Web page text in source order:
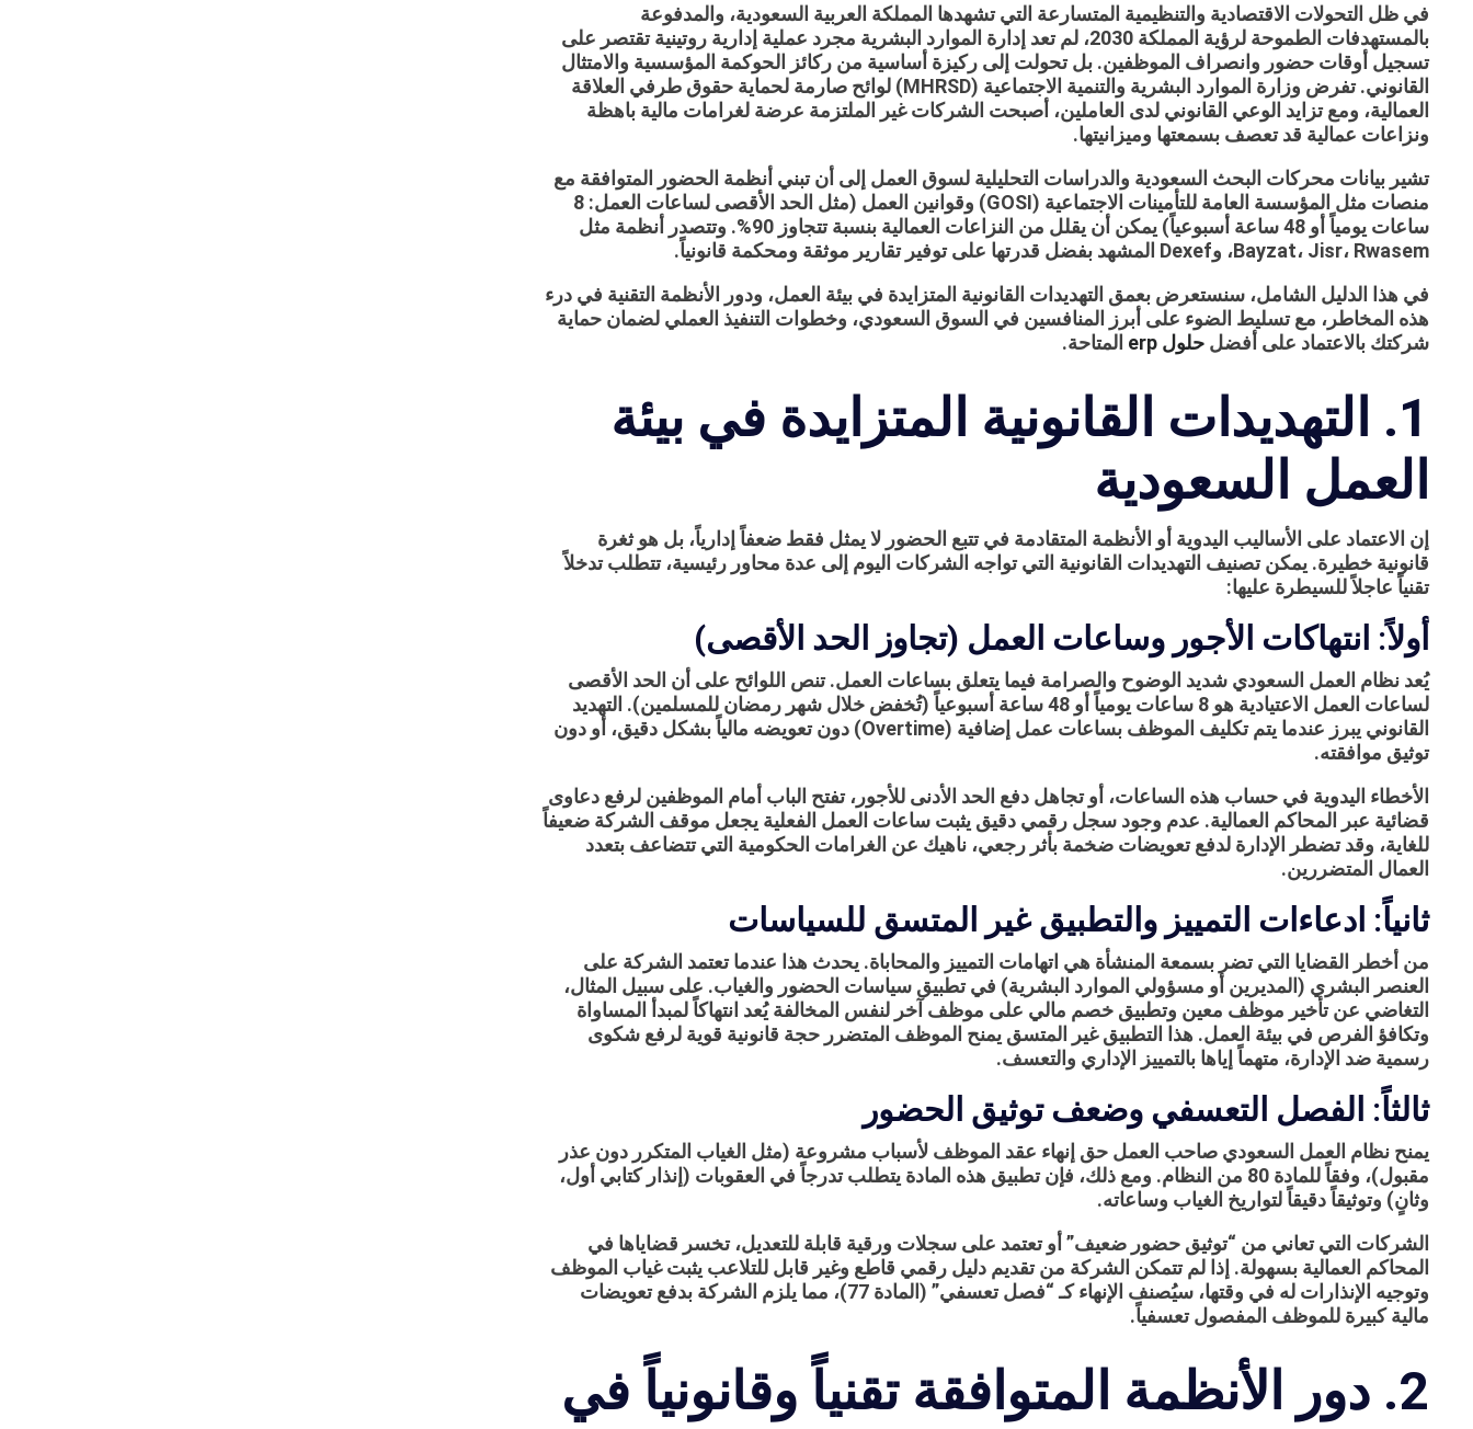
في ظل التحولات الاقتصادية والتنظيمية المتسارعة التي تشهدها المملكة العربية السعودية، والمدفوعة
بالمستهدفات الطموحة لرؤية المملكة 2030، لم تعد إدارة الموارد البشرية مجرد عملية إدارية روتينية تقتصر على
تسجيل أوقات حضور وانصراف الموظفين. بل تحولت إلى ركيزة أساسية من ركائز الحوكمة المؤسسية والامتثال
القانوني. تفرض وزارة الموارد البشرية والتنمية الاجتماعية (MHRSD) لوائح صارمة لحماية حقوق طرفي العلاقة
العمالية، ومع تزايد الوعي القانوني لدى العاملين، أصبحت الشركات غير الملتزمة عرضة لغرامات مالية باهظة
ونزاعات عمالية قد تعصف بسمعتها وميزانيتها.
تشير بيانات محركات البحث السعودية والدراسات التحليلية لسوق العمل إلى أن تبني أنظمة الحضور المتوافقة مع
منصات مثل المؤسسة العامة للتأمينات الاجتماعية (GOSI) وقوانين العمل (مثل الحد الأقصى لساعات العمل: 8
ساعات يومياً أو 48 ساعة أسبوعياً) يمكن أن يقلل من النزاعات العمالية بنسبة تتجاوز 90%. وتتصدر أنظمة مثل
Bayzat، Jisr، Rwasem، وDexef المشهد بفضل قدرتها على توفير تقارير موثقة ومحكمة قانونياً.
في هذا الدليل الشامل، سنستعرض بعمق التهديدات القانونية المتزايدة في بيئة العمل، ودور الأنظمة التقنية في درء
هذه المخاطر، مع تسليط الضوء على أبرز المنافسين في السوق السعودي، وخطوات التنفيذ العملي لضمان حماية
شركتك بالاعتماد على أفضل حلول erp المتاحة.
1. التهديدات القانونية المتزايدة في بيئة
العمل السعودية
إن الاعتماد على الأساليب اليدوية أو الأنظمة المتقادمة في تتبع الحضور لا يمثل فقط ضعفاً إدارياً، بل هو ثغرة
قانونية خطيرة. يمكن تصنيف التهديدات القانونية التي تواجه الشركات اليوم إلى عدة محاور رئيسية، تتطلب تدخلاً
تقنياً عاجلاً للسيطرة عليها:
أولاً: انتهاكات الأجور وساعات العمل (تجاوز الحد الأقصى)
يُعد نظام العمل السعودي شديد الوضوح والصرامة فيما يتعلق بساعات العمل. تنص اللوائح على أن الحد الأقصى
لساعات العمل الاعتيادية هو 8 ساعات يومياً أو 48 ساعة أسبوعياً (تُخفض خلال شهر رمضان للمسلمين). التهديد
القانوني يبرز عندما يتم تكليف الموظف بساعات عمل إضافية (Overtime) دون تعويضه مالياً بشكل دقيق، أو دون
توثيق موافقته.
الأخطاء اليدوية في حساب هذه الساعات، أو تجاهل دفع الحد الأدنى للأجور، تفتح الباب أمام الموظفين لرفع دعاوى
قضائية عبر المحاكم العمالية. عدم وجود سجل رقمي دقيق يثبت ساعات العمل الفعلية يجعل موقف الشركة ضعيفاً
للغاية، وقد تضطر الإدارة لدفع تعويضات ضخمة بأثر رجعي، ناهيك عن الغرامات الحكومية التي تتضاعف بتعدد
العمال المتضررين.
ثانياً: ادعاءات التمييز والتطبيق غير المتسق للسياسات
من أخطر القضايا التي تضر بسمعة المنشأة هي اتهامات التمييز والمحاباة. يحدث هذا عندما تعتمد الشركة على
العنصر البشري (المديرين أو مسؤولي الموارد البشرية) في تطبيق سياسات الحضور والغياب. على سبيل المثال،
التغاضي عن تأخير موظف معين وتطبيق خصم مالي على موظف آخر لنفس المخالفة يُعد انتهاكاً لمبدأ المساواة
وتكافؤ الفرص في بيئة العمل. هذا التطبيق غير المتسق يمنح الموظف المتضرر حجة قانونية قوية لرفع شكوى
رسمية ضد الإدارة، متهماً إياها بالتمييز الإداري والتعسف.
ثالثاً: الفصل التعسفي وضعف توثيق الحضور
يمنح نظام العمل السعودي صاحب العمل حق إنهاء عقد الموظف لأسباب مشروعة (مثل الغياب المتكرر دون عذر
مقبول)، وفقاً للمادة 80 من النظام. ومع ذلك، فإن تطبيق هذه المادة يتطلب تدرجاً في العقوبات (إنذار كتابي أول،
وثانٍ) وتوثيقاً دقيقاً لتواريخ الغياب وساعاته.
الشركات التي تعاني من “توثيق حضور ضعيف” أو تعتمد على سجلات ورقية قابلة للتعديل، تخسر قضاياها في
المحاكم العمالية بسهولة. إذا لم تتمكن الشركة من تقديم دليل رقمي قاطع وغير قابل للتلاعب يثبت غياب الموظف
وتوجيه الإنذارات له في وقتها، سيُصنف الإنهاء كـ “فصل تعسفي” (المادة 77)، مما يلزم الشركة بدفع تعويضات
مالية كبيرة للموظف المفصول تعسفياً.
2. دور الأنظمة المتوافقة تقنياً وقانونياً في